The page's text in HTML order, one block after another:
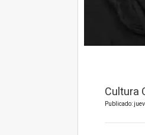
Cultura
Publicado: